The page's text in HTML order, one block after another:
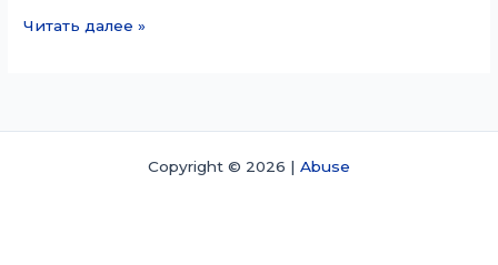
Сушеная
Читать далее »
Copyright © 2026 | Abuse